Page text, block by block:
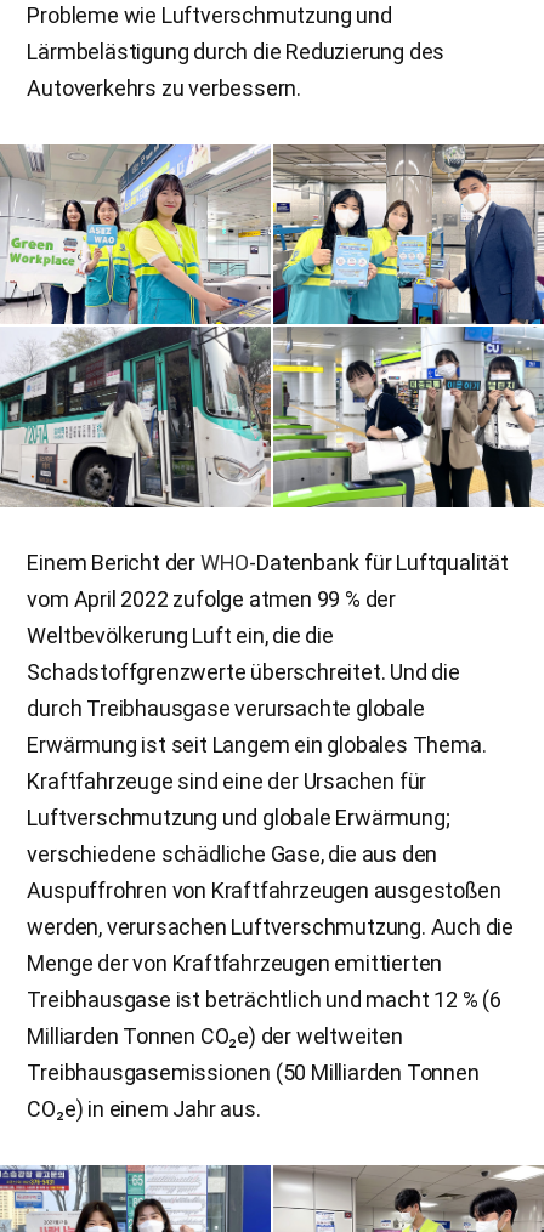
Probleme wie Luftverschmutzung und
Lärmbelästigung durch die Reduzierung des
Autoverkehrs zu verbessern.
Einem Bericht derWHO-Datenbank für Luftqualität
vom April 2022 zufolge atmen 99 % der
Weltbevölkerung Luft ein, die die
Schadstoffgrenzwerte überschreitet. Und die
durch Treibhausgase verursachte globale
Erwärmung ist seit Langem ein globales Thema.
Kraftfahrzeuge sind eine der Ursachen für
Luftverschmutzung und globale Erwärmung;
verschiedene schädliche Gase, die aus den
Auspuffrohren von Kraftfahrzeugen ausgestoßen
werden, verursachen Luftverschmutzung. Auch die
Menge der von Kraftfahrzeugen emittierten
Treibhausgase ist beträchtlich und macht 12 % (6
Milliarden Tonnen CO₂e) der weltweiten
Treibhausgasemissionen (50 Milliarden Tonnen
CO₂e) in einem Jahr aus.